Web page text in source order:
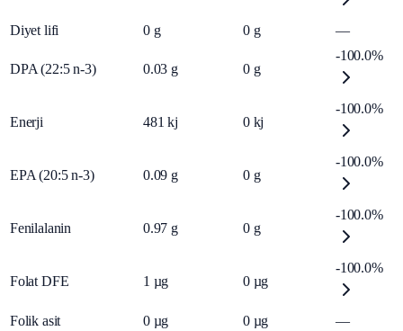
Diyet lifi 0 g 0 g —
DPA (22:5 n-3) 0.03 g 0 g
-100.0%
Enerji 481 kj 0 kj
-100.0%
EPA (20:5 n-3) 0.09 g 0 g
-100.0%
Fenilalanin 0.97 g 0 g
-100.0%
Folat DFE 1 µg 0 µg
-100.0%
Folik asit 0 µg 0 µg —